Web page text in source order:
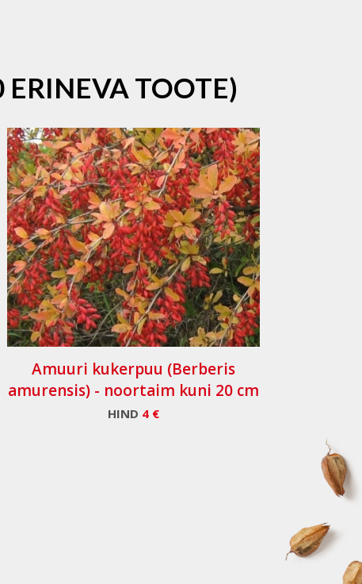
TOOTE)
Amuuri kukerpuu (Berberis
amurensis) - noortaim kuni 20 cm
HIND 4 €